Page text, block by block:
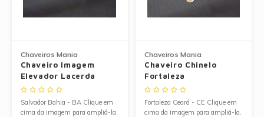
Chaveiros Mania
Chaveiro Imagem
Elevador Lacerda
Salvador
Salvador Bahia - BA Clique em
cima da imagem para ampliá-la.
Chaveiros Mania
Chaveiro Chinelo
Fortaleza
Fortaleza Ceará - CE Clique em
cima da imagem para ampliá-la.